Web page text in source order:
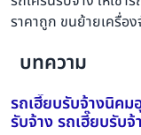
ราคาถูก ขนย้ายเครื่อ
บทความ
รถเฮี๊ยบรับจ้างนิค
รับจ้าง รถเฮี๊ยบรับจ้